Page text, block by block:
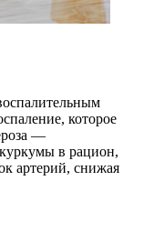
которое
—
в рацион,
артерий, снижая